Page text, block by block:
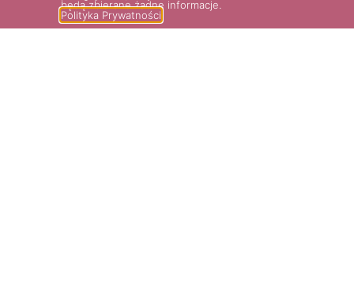
będą zbierane żadne informacje.
Polityka Prywatności